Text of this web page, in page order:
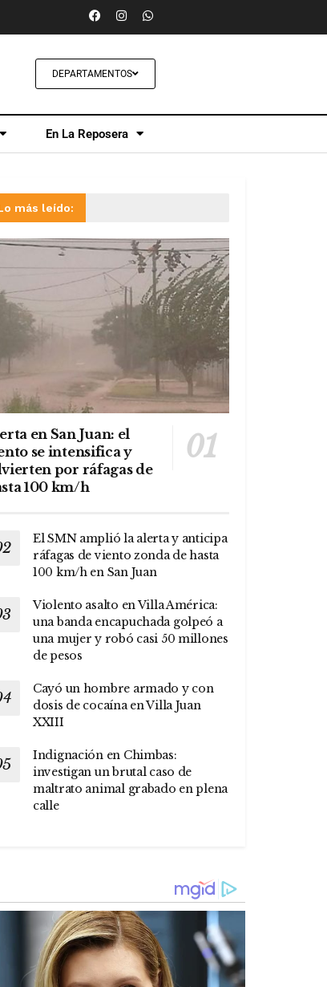
DEPARTAMENTOS
En La Reposera
más leído:
en San Juan: el
se intensifica y
por ráfagas de
100 km/h
El SMN amplió la alerta y anticipa
ráfagas de viento zonda de hasta
100 km/h en San Juan
Violento asalto en Villa América:
una banda encapuchada golpeó a
una mujer y robó casi 50 millones
de pesos
Cayó un hombre armado y con
dosis de cocaína en Villa Juan
XXIII
Indignación en Chimbas:
investigan un brutal caso de
maltrato animal grabado en plena
calle